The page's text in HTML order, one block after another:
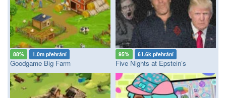
88% 1.0m přehrání
Goodgame Big Farm
95% 61.6k přehrání
Five Nights at Epstein’s